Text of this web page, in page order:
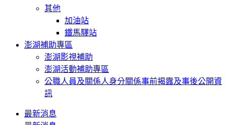
其他
加油站
鐵馬驛站
澎湖補助專區
澎湖影視補助
澎湖活動補助專區
公職人員及關係人身分關係事前揭露及事後公開資
訊
最新消息